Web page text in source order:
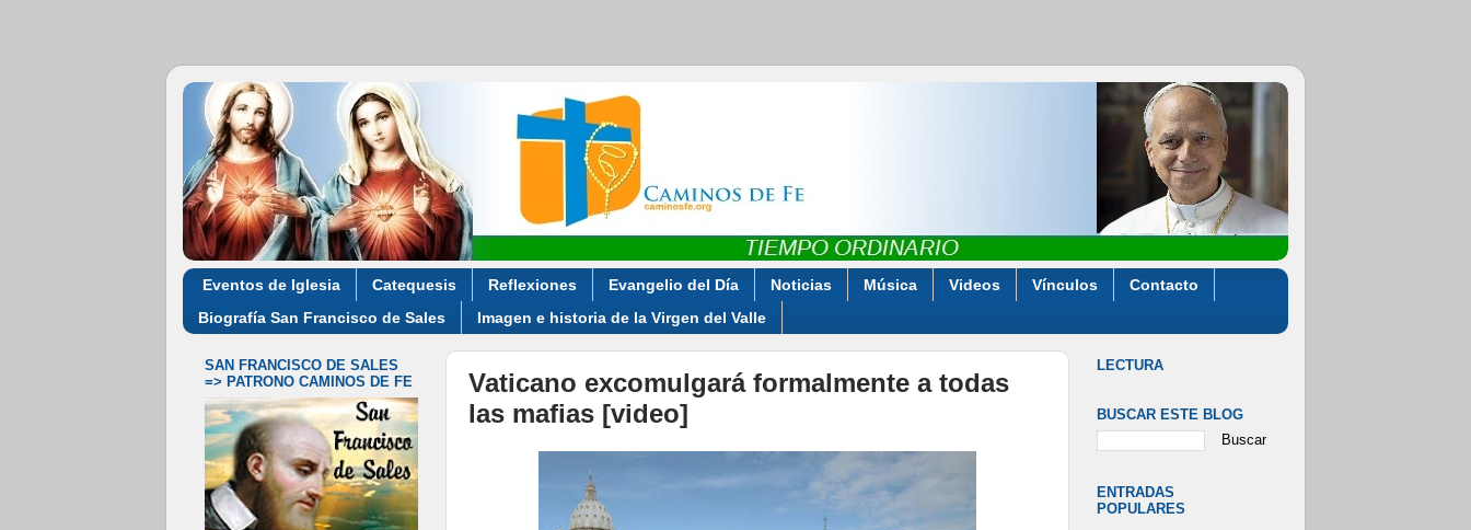
Eventos de Iglesia Catequesis Reflexiones Evangelio del Día Noticias Música Videos Vínculos
Contacto
Biografía San Francisco de Sales
Imagen e historia de la Virgen del Valle
Vaticano excomulgará formalmente a todas
las mafias [video]
SAN FRANCISCO DE SALES
=> PATRONO CAMINOS DE FE
LECTURA
BUSCAR ESTE BLOG
ENTRADAS
POPULARES